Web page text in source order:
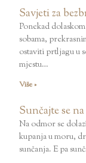
Savjeti za
Ponekad
sobama,
ostaviti prtljagu u
mjestu…
Više »
Sunčajte se
Na odmor se
kupanja u moru,
sunčanja. E pa